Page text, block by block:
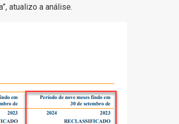
atualizo a análise.